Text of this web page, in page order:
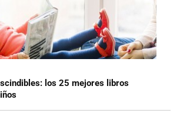
los 25 mejores libros